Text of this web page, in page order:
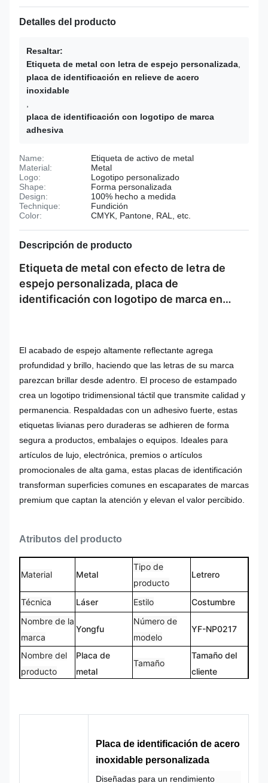
Detalles del producto
Resaltar:
Etiqueta de metal con letra de espejo personalizada
placa de identificación en relieve de acero
inoxidable
placa de identificación con logotipo de marca
adhesiva
Name:
Etiqueta de activo de metal
Material:
Metal
Logo:
Logotipo personalizado
Shape:
Forma personalizada
Design:
100% hecho a medida
Technique:
Fundición
Color:
CMYK, Pantone, RAL, etc.
Descripción de producto
Etiqueta de metal con efecto de letra de
espejo personalizada, placa de
identificación con logotipo de marca en
El acabado de espejo altamente reflectante agrega
profundidad y brillo, haciendo que las letras de su marca
parezcan brillar desde adentro. El proceso de estampado
crea un logotipo tridimensional táctil que transmite calidad y
permanencia. Respaldadas con un adhesivo fuerte, estas
etiquetas livianas pero duraderas se adhieren de forma
segura a productos, embalajes o equipos. Ideales para
artículos de lujo, electrónica, premios o artículos
promocionales de alta gama, estas placas de identificación
transforman superficies comunes en escaparates de marcas
premium que captan la atención y elevan el valor percibido.
Atributos del producto
Material Metal
Tipo de
producto
Letrero
Técnica Láser Estilo
Costumbre
Nombre de la
marca
Yongfu
Número de
modelo
YF-NP0217
Nombre del
producto
Placa de
metal
Tamaño
Tamaño del
cliente
Pantone, RAL, Diseño
medida
Placa de identificación de acero
inoxidable personalizada
Diseñadas para un rendimiento